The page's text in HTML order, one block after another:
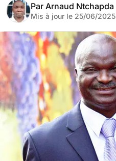
Par Arnaud Ntchapda
Mis à jour le 25/06/2025